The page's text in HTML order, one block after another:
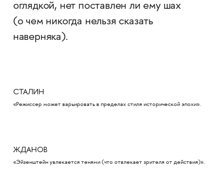
оглядкой, нет поставлен ли ему шах
(о чем никогда нельзя сказать
наверняка).
СТАЛИН
«Режиссер может варьировать в пределах стиля исторической эпохи».
ЖДАНОВ
«Эйзенштейн увлекается тенями (что отвлекает зрителя от действия)».